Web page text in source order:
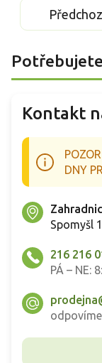
Kontakt
DNY
Spomyšl
216 216
PÁ – NE: